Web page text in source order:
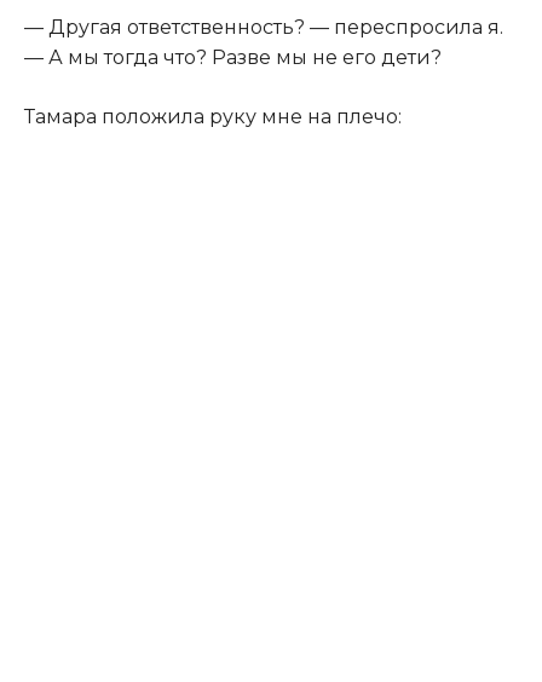
— Другая ответственность? — переспросила я.
— А мы тогда что? Разве мы не его дети?
Тамара положила руку мне на плечо: